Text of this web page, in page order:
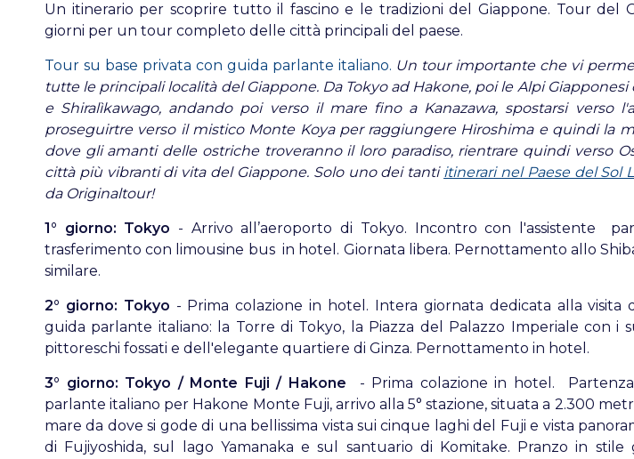
Un itinerario per scoprire tutto il fascino e le tradizioni del Giappone. Tour del
giorni per un tour completo delle città principali del paese.
Tour su base privata con guida parlante italiano. Un tour importante che vi
tutte le principali località del Giappone. Da Tokyo ad Hakone, poi le Alpi Giapponesi
e Shiralìkawago, andando poi verso il mare fino a Kanazawa, spostarsi verso
proseguirtre verso il mistico Monte Koya per raggiungere Hiroshima e quindi la
dove gli amanti delle ostriche troveranno il loro paradiso, rientrare quindi verso
città più vibranti di vita del Giappone. Solo uno dei tanti itinerari nel Paese del Sol
da Originaltour!
1° giorno: Tokyo - Arrivo all’aeroporto di Tokyo. Incontro con l'assistente
trasferimento con limousine bus in hotel. Giornata libera. Pernottamento allo
similare.
2° giorno: Tokyo - Prima colazione in hotel. Intera giornata dedicata alla visita
guida parlante italiano: la Torre di Tokyo, la Piazza del Palazzo Imperiale con i
pittoreschi fossati e dell'elegante quartiere di Ginza. Pernottamento in hotel.
3° giorno: Tokyo / Monte Fuji / Hakone - Prima colazione in hotel.
parlante italiano per Hakone Monte Fuji, arrivo alla 5° stazione, situata a 2.300
mare da dove si gode di una bellissima vista sui cinque laghi del Fuji e vista
di Fujiyoshida, sul lago Yamanaka e sul santuario di Komitake. Pranzo in stile